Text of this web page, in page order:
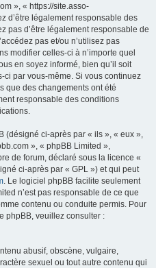
», « https://site.asso-
d’être légalement responsable des
pas d’être légalement responsable de
pas et/ou n’utilisez pas
modifier celles-ci à n’importe quel
en soyez informé, bien qu’il soit
par vous-même. Si vous continuez
que des changements ont été
responsable des conditions
(désigné ci-après par « ils », « eux »,
», « phpBB Limited »,
de forum, déclaré sous la licence «
ci-après par « GPL ») et qui peut
. Le logiciel phpBB facilite seulement
n’est pas responsable de ce que
contenu ou conduite permis. Pour
phpBB, veuillez consulter :
abusif, obscène, vulgaire,
sexuel ou tout autre contenu qui